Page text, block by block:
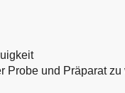
Probe und Präparat zu